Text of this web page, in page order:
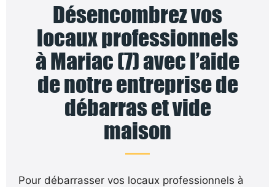
Désencombrez vos
locaux professionnels
à Mariac (7) avec l’aide
de notre entreprise de
débarras et vide
maison
Pour débarrasser vos locaux professionnels à